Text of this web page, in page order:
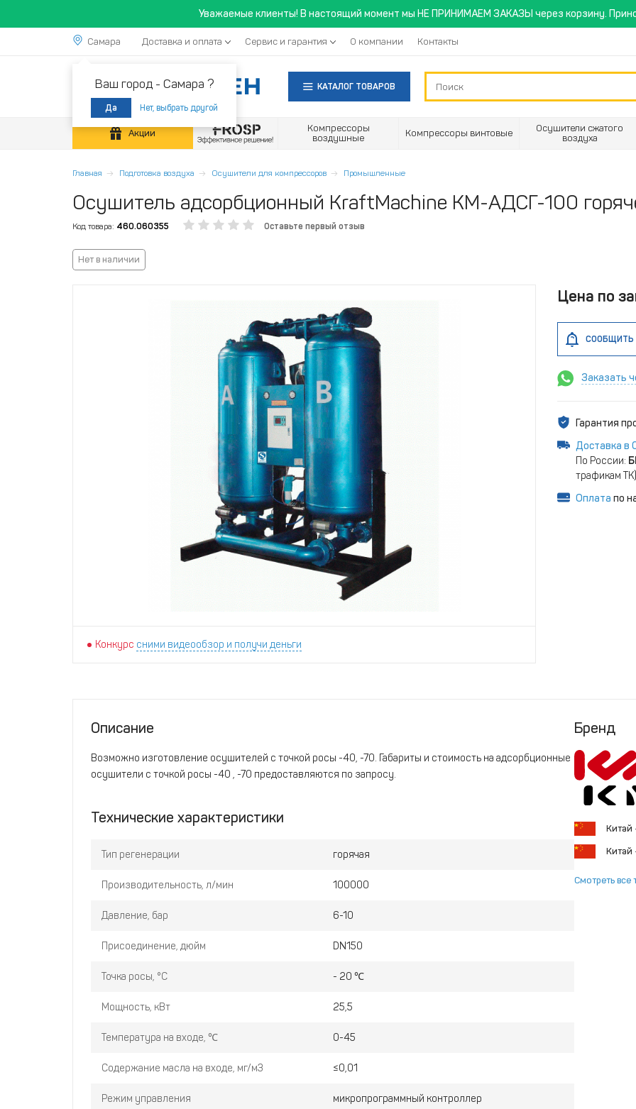
Уважаемые клиенты! В настоящий момент мы НЕ ПРИНИМАЕМ ЗАКАЗЫ через корзину.
Самара
Ваш город - Самара ?
Да Нет, выбрать другой
Доставка и оплата Сервис и гарантия О компании Контакты
КАТАЛОГ ТОВАРОВ
Акции
Компрессоры
воздушные
Компрессоры винтовые
Осушители сжатого
воздуха
Главная Подготовка воздуха Осушители для компрессоров Промышленные
Осушитель адсорбционный KraftMachine КМ-АДСГ-100
Код товара: 460.060355 Оставьте первый отзыв
Нет в наличии
Конкурс сними видеообзор и получи деньги
Цена по
СООБЩИТЬ
Заказать
Гарантия
Доставка в
По России:
трафикам
Оплата по
Описание
Возможно изготовление осушителей с точкой росы -40, -70. Габариты и стоимость на адсорбционные
осушители с точкой росы -40 , -70 предоставляются по запросу.
Технические характеристики
Тип регенерации горячая
Производительность, л/мин 100000
Давление, бар 6-10
Присоединение, дюйм DN150
Точка росы, °С - 20 ℃
Мощность, кВт 25,5
Температура на входе, ℃ 0-45
Содержание масла на входе, мг/м3 ≤0,01
Режим управления микропрограммный контроллер
Бренд
Китай
Китай
Смотреть все